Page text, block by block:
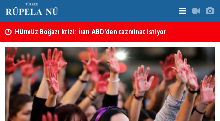
Hürmüz Boğazı krizi: İran ABD'den tazminat istiyor